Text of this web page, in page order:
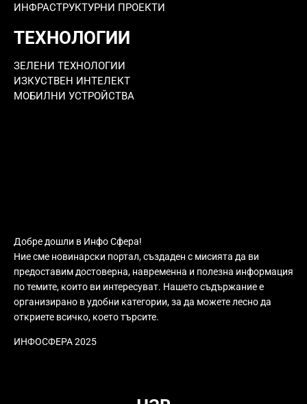
ИНФРАСТРУКТУРНИ ПРОЕКТИ
ТЕХНОЛОГИИ
ЗЕЛЕНИ ТЕХНОЛОГИИ
ИЗКУСТВЕН ИНТЕЛЕКТ
МОБИЛНИ УСТРОЙСТВА
Добре дошли в Инфо Сфера!
Ние сме новинарски портал, създаден с мисията да ви
предоставим достоверна, навременна и полезна информация
по темите, които ви интересуват. Нашето съдържание е
организирано в удобни категории, за да можете лесно да
откриете всичко, което търсите.
ИНФОСФЕРА 2025